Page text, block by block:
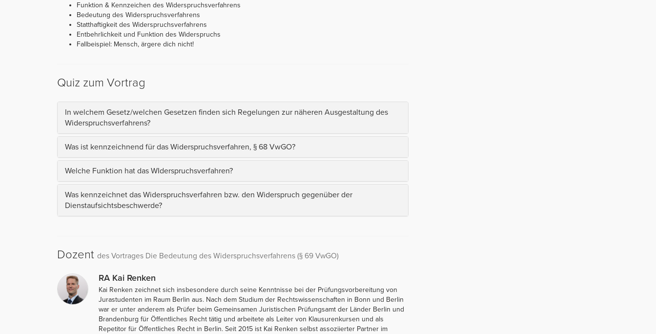
Funktion & Kennzeichen des Widerspruchsverfahrens
Bedeutung des Widerspruchsverfahrens
Statthaftigkeit des Widerspruchsverfahrens
Entbehrlichkeit und Funktion des Widerspruchs
Fallbeispiel: Mensch, ärgere dich nicht!
Quiz zum Vortrag
In welchem Gesetz/welchen Gesetzen finden sich Regelungen zur näheren Ausgestaltung des
Widerspruchsverfahrens?
Was ist kennzeichnend für das Widerspruchsverfahren, § 68 VwGO?
Welche Funktion hat das WIderspruchsverfahren?
Was kennzeichnet das Widerspruchsverfahren bzw. den Widerspruch gegenüber der
Dienstaufsichtsbeschwerde?
Dozent des Vortrages Die Bedeutung des Widerspruchsverfahrens (§ 69 VwGO)
RA Kai Renken
Kai Renken zeichnet sich insbesondere durch seine Kenntnisse bei der Prüfungsvorbereitung von
Jurastudenten im Raum Berlin aus. Nach dem Studium der Rechtswissenschaften in Bonn und Berlin
war er unter anderem als Prüfer beim Gemeinsamen Juristischen Prüfungsamt der Länder Berlin und
Brandenburg für Öffentliches Recht tätig und arbeitete als Leiter von Klausurenkursen und als
Repetitor für Öffentliches Recht in Berlin. Seit 2015 ist Kai Renken selbst assoziierter Partner im